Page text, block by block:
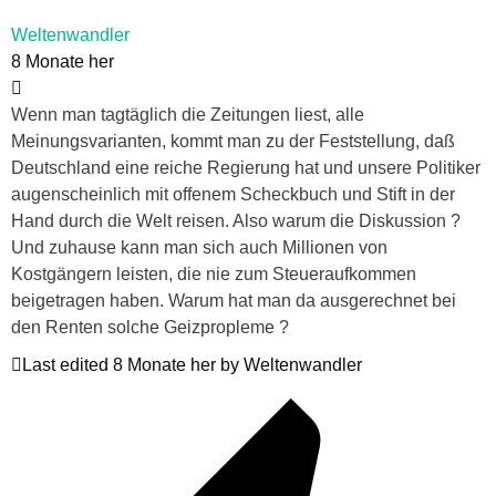
Weltenwandler
8 Monate her
Wenn man tagtäglich die Zeitungen liest, alle
Meinungsvarianten, kommt man zu der Feststellung, daß
Deutschland eine reiche Regierung hat und unsere Politiker
augenscheinlich mit offenem Scheckbuch und Stift in der
Hand durch die Welt reisen. Also warum die Diskussion ?
Und zuhause kann man sich auch Millionen von
Kostgängern leisten, die nie zum Steueraufkommen
beigetragen haben. Warum hat man da ausgerechnet bei
den Renten solche Geizpropleme ?
Last edited 8 Monate her by Weltenwandler